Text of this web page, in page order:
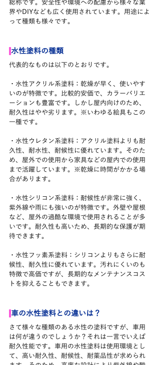
総称です。安全性や環境への配慮から様々な業
界やDIYなども広く使用されています。用途によ
って種類も様々です。
水性塗料の種類
代表的なものは以下のとおりです。
・水性アクリル系塗料：乾燥が早く、使いやす
いのが特徴です。比較的安価で、カラーバリエ
ーションも豊富です。しかし屋内向けのため、
耐久性はやや劣ります。※いわゆる絵具もこの
一種です。
・水性ウレタン系塗料：アクリル塗料よりも耐
久性、耐水性、耐候性に優れています。そのた
め、屋外での使用から家具などの屋内での使用
まで活躍しています。※乾燥に時間がかかる場
合があります。
・水性シリコン系塗料：耐候性が非常に強く、
紫外線や雨にも強いのが特徴です。外壁や屋根
など、屋外の過酷な環境で使用されることが多
いです。耐久性も高いため、長期的な保護が期
待できます。
・水性フッ素系塗料：シリコンよりもさらに耐
候性、耐久性に優れています。汚れにくいのも
特徴で高価ですが、長期的なメンテナンスコス
トを抑えることもできます。
車の水性塗料との違いは？
さて様々な種類のある水性の塗料ですが、車用
は何が違うのでしょうか？それは一言でいえば
耐久性能です。車用の水性塗料は使用環境とし
て、高い耐久性、耐候性、耐薬品性が求められ